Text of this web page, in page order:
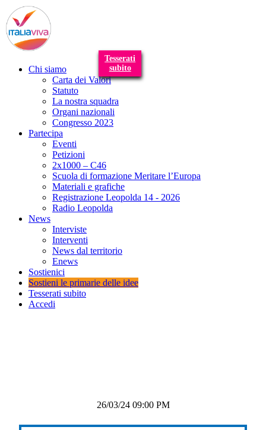
Tesserati
subito
Chi siamo
Carta dei Valori
Statuto
La nostra squadra
Organi nazionali
Congresso 2023
Partecipa
Eventi
Petizioni
2x1000 – C46
Scuola di formazione Meritare l’Europa
Materiali e grafiche
Registrazione Leopolda 14 - 2026
Radio Leopolda
News
Interviste
Interventi
News dal territorio
Enews
Sostienici
Sostieni le primarie delle idee
Tesserati subito
Accedi
26/03/24 09:00 PM